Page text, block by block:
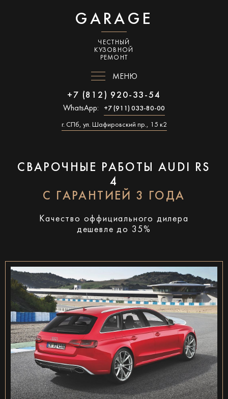
GARAGE
ЧЕСТНЫЙ
КУЗОВНОЙ
РЕМОНТ
МЕНЮ
+7 (812) 920-33-54
WhatsApp: +7 (911) 033-80-00
г. СПб, ул. Шафировский пр., 15 к2
СВАРОЧНЫЕ РАБОТЫ AUDI RS
4
С ГАРАНТИЕЙ 3 ГОДА
Качество оффициального дилера
дешевле до 35%